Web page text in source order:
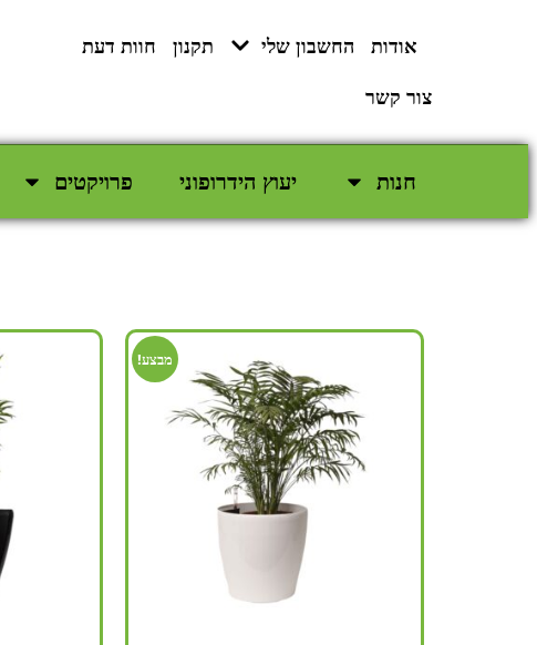
אודות החשבון שלי תקנון
חוות דעת
צור קשר
חנות יעוץ הידרופוני פרויקטים
מבצע!